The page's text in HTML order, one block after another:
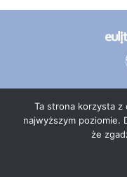
©
Ta strona korzysta z
najwyższym poziomie.
że